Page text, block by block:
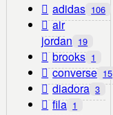
adidas 106
air
jordan 19
brooks 1
converse 15
diadora 3
fila 1